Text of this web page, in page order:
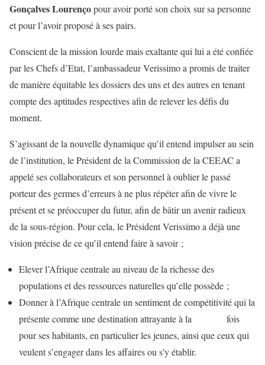
Gonçalves Lourençopour avoir porté son choix sur sa personne
et pour l’avoir proposé à ses pairs.
Conscient de la mission lourde mais exaltante qui lui a été confiée
par les Chefs d’Etat, l’ambassadeur Verissimo a promis de traiter
de manière équitable les dossiers des uns et des autres en tenant
compte des aptitudes respectives afin de relever les défis du
moment.
S’agissant de la nouvelle dynamique qu’il entend impulser au sein
de l’institution, le Président de la Commission de la CEEAC a
appelé ses collaborateurs et son personnel à oublier le passé
porteur des germes d’erreurs à ne plus répéter afin de vivre le
présent et se préoccuper du futur, afin de bâtir un avenir radieux
de la sous-région. Pour cela, le Président Verissimo a déjà une
vision précise de ce qu’il entend faire à savoir ;
Elever l’Afrique centrale au niveau de la richesse des
populations et des ressources naturelles qu’elle possède ;
Donner à l’Afrique centrale un sentiment de compétitivité qui la
présente comme une destination attrayante à la fois
pour ses habitants, en particulier les jeunes, ainsi que ceux qui
veulent s’engager dans les affaires ou s’y établir.